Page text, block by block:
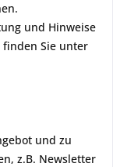
und Hinweise
finden Sie unter
und zu
z.B. Newsletter